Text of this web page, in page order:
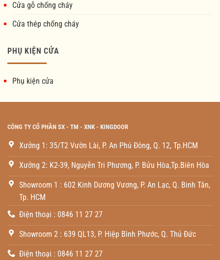
Cửa gỗ chống cháy
Cửa thép chống cháy
PHỤ KIỆN CỬA
Phụ kiện cửa
CÔNG TY CỔ PHẦN SX - TM - XNK - KINGDOOR
Xưởng 1: 35/T2 Vườn Lài, P. An Phú Đông, Q. 12, Tp.HCM
Xưởng 2: K2-39, Nguyễn Tri Phương, P. Bửu Hòa,Tp.Biên Hòa
Showroom 1 : 602 Kinh Dương Vương, P. An Lạc, Q. Binh Tân,
Tp. HCM
Điện thoại : 0846 11 27 27
Showroom 2 : 639 QL13, P. Hiệp Bình Phước, Q. Thủ Đức
Điện thoại : 0846 11 27 27